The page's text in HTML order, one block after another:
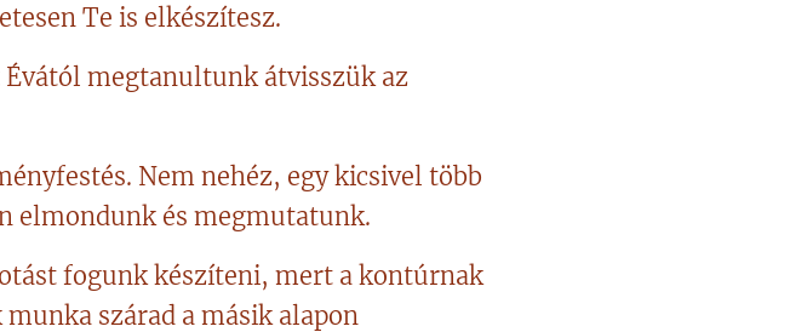
Te is elkészítesz.
megtanultunk átvisszük az
Nem nehéz, egy kicsivel több
elmondunk és megmutatunk.
fogunk készíteni, mert a kontúrnak
munka szárad a másik alapon